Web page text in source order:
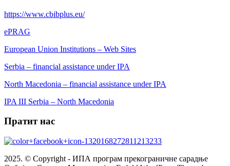
https://www.cbibplus.eu/
ePRAG
European Union Institutions – Web Sites
Serbia – financial assistance under IPA
North Macedonia – financial assistance under IPA
IPA III Serbia – North Macedonia
Пратит нас
2025. © Copyright - ИПА програм прекограничне сарадње